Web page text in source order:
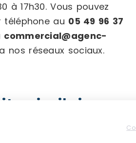
à 17h30. Vous pouvez
téléphone au 05 49 96 37
commercial@agenc-
nos réseaux sociaux.
similaires